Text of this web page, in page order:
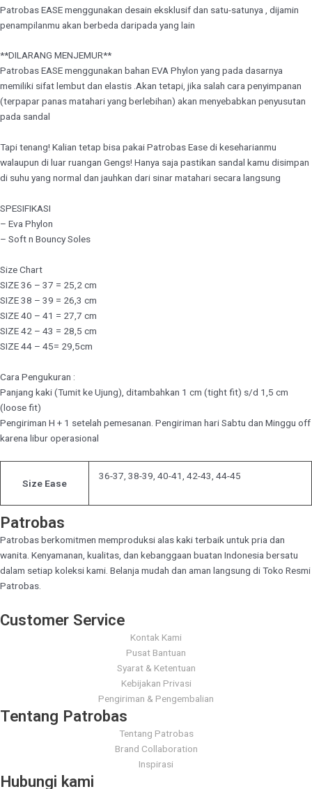
Patrobas EASE menggunakan desain eksklusif dan satu-satunya , dijamin
penampilanmu akan berbeda daripada yang lain
**DILARANG MENJEMUR**
Patrobas EASE menggunakan bahan EVA Phylon yang pada dasarnya
memiliki sifat lembut dan elastis .Akan tetapi, jika salah cara penyimpanan
(terpapar panas matahari yang berlebihan) akan menyebabkan penyusutan
pada sandal
Tapi tenang! Kalian tetap bisa pakai Patrobas Ease di keseharianmu
walaupun di luar ruangan Gengs! Hanya saja pastikan sandal kamu disimpan
di suhu yang normal dan jauhkan dari sinar matahari secara langsung
SPESIFIKASI
– Eva Phylon
– Soft n Bouncy Soles
Size Chart
SIZE 36 – 37 = 25,2 cm
SIZE 38 – 39 = 26,3 cm
SIZE 40 – 41 = 27,7 cm
SIZE 42 – 43 = 28,5 cm
SIZE 44 – 45= 29,5cm
Cara Pengukuran :
Panjang kaki (Tumit ke Ujung), ditambahkan 1 cm (tight fit) s/d 1,5 cm
(loose fit)
Pengiriman H + 1 setelah pemesanan. Pengiriman hari Sabtu dan Minggu off
karena libur operasional
Size Ease
36-37, 38-39, 40-41, 42-43, 44-45
Patrobas
Patrobas berkomitmen memproduksi alas kaki terbaik untuk pria dan
wanita. Kenyamanan, kualitas, dan kebanggaan buatan Indonesia bersatu
dalam setiap koleksi kami. Belanja mudah dan aman langsung di Toko Resmi
Patrobas.
Customer Service
Kontak Kami
Pusat Bantuan
Syarat & Ketentuan
Kebijakan Privasi
Pengiriman & Pengembalian
Tentang Patrobas
Tentang Patrobas
Brand Collaboration
Inspirasi
Hubungi kami